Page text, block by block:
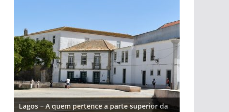
Lagos – A quem pertence a parte superior da